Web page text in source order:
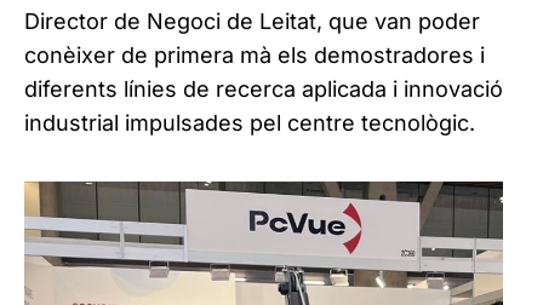
Director de Negoci de Leitat, que van poder
conèixer de primera mà els demostradores i
diferents línies de recerca aplicada i innovació
industrial impulsades pel centre tecnològic.